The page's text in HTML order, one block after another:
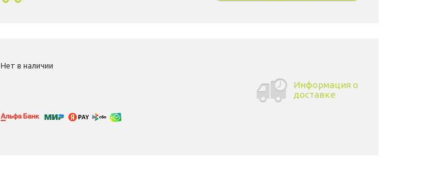
Нет в наличии
Информация о
доставке